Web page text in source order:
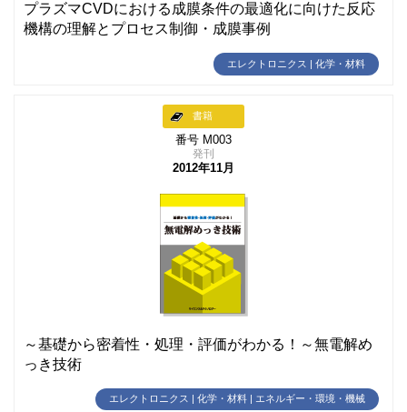
プラズマCVDにおける成膜条件の最適化に向けた反応
機構の理解とプロセス制御・成膜事例
エレクトロニクス | 化学・材料
書籍
番号 M003
発刊
2012年11月
～基礎から密着性・処理・評価がわかる！～無電解め
っき技術
エレクトロニクス | 化学・材料 | エネルギー・環境・機械